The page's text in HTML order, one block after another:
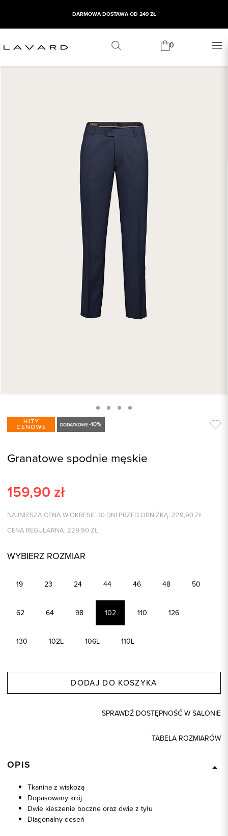
DARMOWA DOSTAWA OD 249 ZŁ
0
Granatowe spodnie męskie
159,90 zł
NAJNIŻSZA CENA W OKRESIE 30 DNI PRZED OBNIŻKĄ: 229,90 ZŁ
CENA REGULARNA: 229.90 ZŁ
WYBIERZ ROZMIAR
19 23 24 44 46 48 50
62 64 98 102 110 126
130 102L 106L 110L
DODAJ DO KOSZYKA
SPRAWDŹ DOSTĘPNOŚĆ W SALONIE
TABELA ROZMIARÓW
OPIS
Tkanina z wiskozą
Dopasowany krój
Dwie kieszenie boczne oraz dwie z tyłu
Diagonalny deseń